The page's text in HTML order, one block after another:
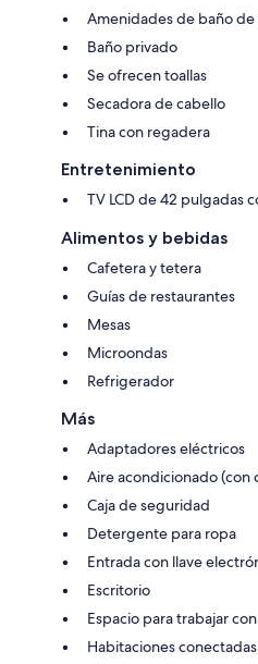
Amenidades de baño
Baño privado
Se ofrecen toallas
Secadora de cabello
Tina con regadera
Entretenimiento
TV LCD de 42 pulgadas
Alimentos y bebidas
Cafetera y tetera
Guías de restaurantes
Mesas
Microondas
Refrigerador
Más
Adaptadores eléctricos
Aire acondicionado (con
Caja de seguridad
Detergente para ropa
Entrada con llave
Escritorio
Espacio para trabajar
Habitaciones